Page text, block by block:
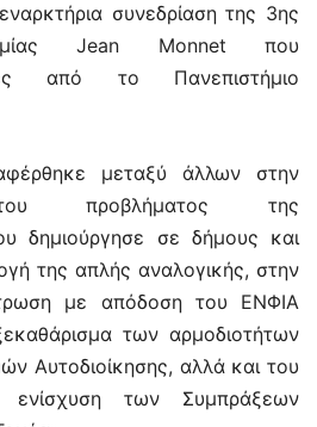
συνεδρίαση της 3ης
Jean Monnet που
από το Πανεπιστήμιο
μεταξύ άλλων στην
προβλήματος της
δημιούργησε σε δήμους και
της απλής αναλογικής, στην
με απόδοση του ΕΝΦΙΑ
των αρμοδιοτήτων
Αυτοδιοίκησης, αλλά και του
των Συμπράξεων